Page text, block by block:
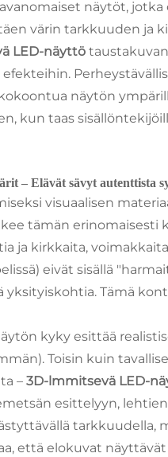
näytöt, jotka
värin tarkkuuden ja
LED-näyttö
näytön
kun taas
– Elävät sävyt autenttista
visuaalisen
tämän erinomaisesti
ja kirkkaita,
eivät sisällä
yksityiskohtia. Tämä
kyky esittää
Toisin kuin
– 3D-lmmitsevä LED-
esittelyyn,
tarkkuudella,
että elokuvat